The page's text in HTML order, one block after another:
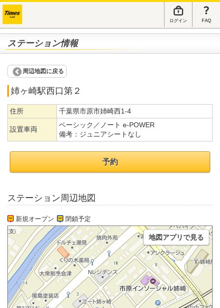
ログイン FAQ
ステーション情報
周辺地図に戻る
姉ヶ崎駅西口第２
住所 千葉県市原市姉崎西1-4
設置車両
ベーシック／ノート e-POWER
備考： ジュニアシートなし
予約
ステーション周辺地図
新規オープン 閉鎖予定
地図アプリで見る